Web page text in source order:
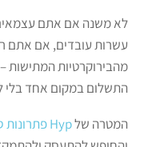
לא משנה אם אתם
עשרות עובדים, אם אתם
מהבירוקרטיות המתישות
התשלום במקום אחד בלי
המטרה שלHyp פתרונות סליקה